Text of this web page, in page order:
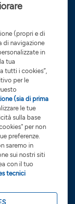
ricorsi
di investimento
Glossario
Durante, 11 -
d’Ottobre,
sottoscritto e
del
Bancari cod. 3015 -
Milano-Monza-
(propri e di
di navigazione
in
tua
tutti i cookies”,
per le
(sia di prima
le tue
sulla base
per non
preferenze.
saremo in
sui nostri siti
con il tuo
tecnici